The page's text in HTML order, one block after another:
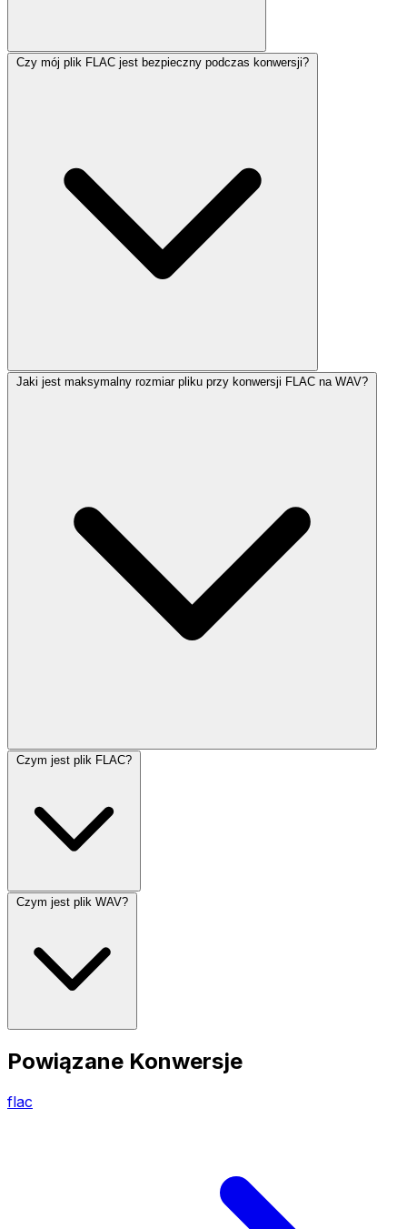
Czy mój plik FLAC jest bezpieczny podczas konwersji?
Jaki jest maksymalny rozmiar pliku przy konwersji FLAC na WAV?
Czym jest plik FLAC?
Czym jest plik WAV?
Powiązane Konwersje
flac